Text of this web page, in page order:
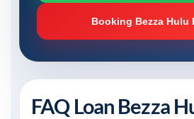
Booking Bezza Hulu
FAQ Loan Bezza